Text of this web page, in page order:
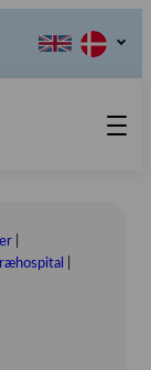
|